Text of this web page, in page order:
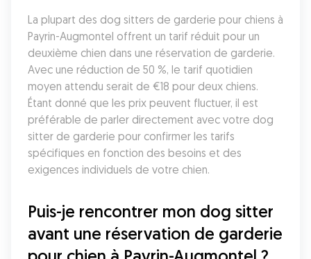
La plupart des dog sitters de garderie pour chiens à
Payrin-Augmontel offrent un tarif réduit pour un
deuxième chien dans une réservation de garderie.
Avec une réduction de 50 %, le tarif quotidien
moyen attendu serait de €18 pour deux chiens.
Étant donné que les prix peuvent fluctuer, il est
préférable de parler directement avec votre dog
sitter de garderie pour confirmer les tarifs
spécifiques en fonction des besoins et des
exigences individuels de votre chien.
Puis-je rencontrer mon dog sitter
avant une réservation de garderie